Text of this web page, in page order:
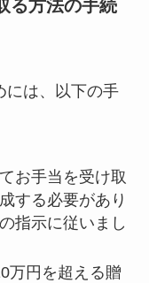
る方法の手続
には、以下の手
お手当を受け取
する必要があり
指示に従いまし
万円を超える贈